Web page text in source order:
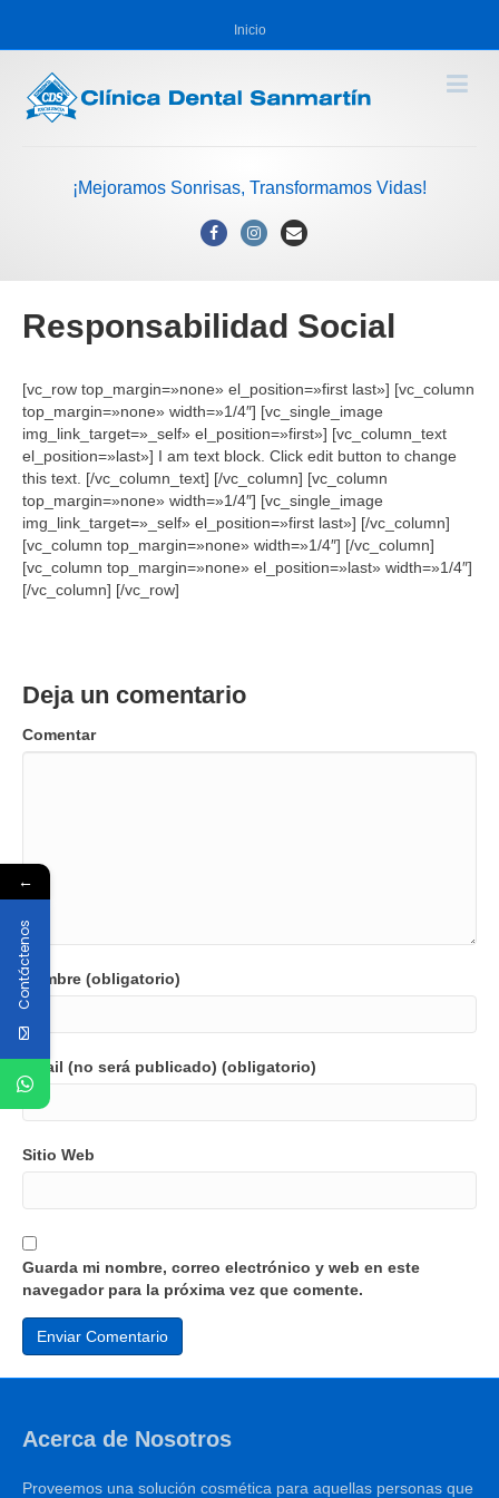
Inicio
¡Mejoramos Sonrisas, Transformamos Vidas!
FacebookInstagram
Email
Responsabilidad Social
[vc_row top_margin=»none» el_position=»first last»] [vc_column
top_margin=»none» width=»1/4″] [vc_single_image
img_link_target=»_self» el_position=»first»] [vc_column_text
el_position=»last»] I am text block. Click edit button to change
this text. [/vc_column_text] [/vc_column] [vc_column
top_margin=»none» width=»1/4″] [vc_single_image
img_link_target=»_self» el_position=»first last»] [/vc_column]
[vc_column top_margin=»none» width=»1/4″] [/vc_column]
[vc_column top_margin=»none» el_position=»last» width=»1/4″]
[/vc_column] [/vc_row]
Deja un comentario
Comentar
Nombre (obligatorio)
Email (no será publicado) (obligatorio)
Sitio Web
Guarda mi nombre, correo electrónico y web en este
navegador para la próxima vez que comente.
Acerca de Nosotros
Proveemos una solución cosmética para aquellas personas que
←
Contáctenos